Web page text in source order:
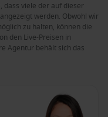
dass viele der auf dieser
werden. Obwohl wir
zu halten, können die
den Live-Preisen in
Agentur behält sich das